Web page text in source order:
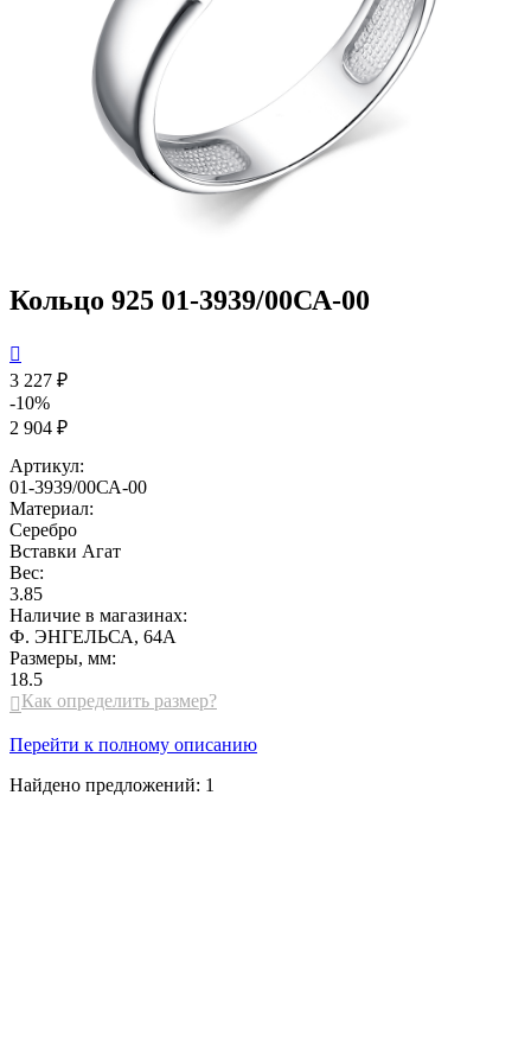
Кольцо 925 01-3939/00СА-00

3 227 ₽
-10%
2 904 ₽
Артикул:
01-3939/00СА-00
Материал:
Серебро
Вставки Агат
Вес:
3.85
Наличие в магазинах:
Ф. ЭНГЕЛЬСА, 64А
Размеры, мм:
18.5
 Как определить размер?
Перейти к полному описанию
Найдено предложений: 1